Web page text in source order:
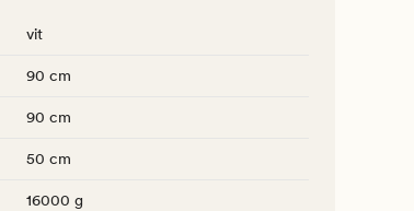
vit
90 cm
90 cm
50 cm
16000 g